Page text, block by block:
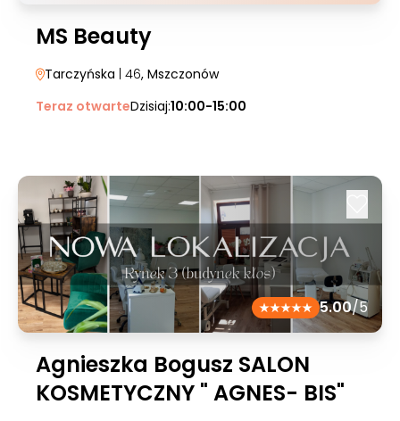
MS Beauty
Tarczyńska | 46, Mszczonów
Teraz otwarteDzisiaj:10:00-15:00
5.00/5
Agnieszka Bogusz SALON
KOSMETYCZNY " AGNES- BIS"